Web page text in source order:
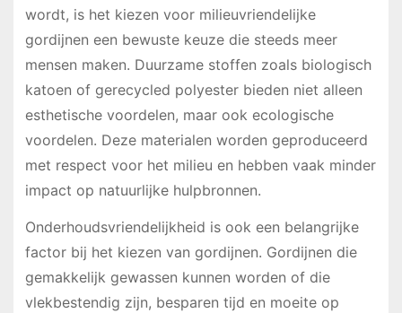
wordt, is het kiezen voor milieuvriendelijke
gordijnen een bewuste keuze die steeds meer
mensen maken. Duurzame stoffen zoals biologisch
katoen of gerecycled polyester bieden niet alleen
esthetische voordelen, maar ook ecologische
voordelen. Deze materialen worden geproduceerd
met respect voor het milieu en hebben vaak minder
impact op natuurlijke hulpbronnen.
Onderhoudsvriendelijkheid is ook een belangrijke
factor bij het kiezen van gordijnen. Gordijnen die
gemakkelijk gewassen kunnen worden of die
vlekbestendig zijn, besparen tijd en moeite op